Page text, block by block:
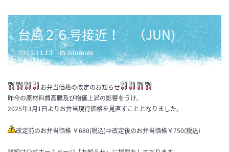
台風２６号接近！ （JUN)
2025.11.13 BY iriomote
お弁当価格の改定のお知らせ
昨今の原材料費高騰及び物価上昇の影響をうけ、
2025年3月1日よりお弁当現行価格を見直すこととなりました。
改定前のお弁当価格 ￥680(税込)⇒改定後のお弁当価格￥750(税込)